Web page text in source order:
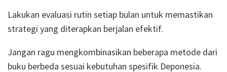
Lakukan evaluasi rutin setiap bulan untuk memastikan
strategi yang diterapkan berjalan efektif.
Jangan ragu mengkombinasikan beberapa metode dari
buku berbeda sesuai kebutuhan spesifik Deponesia.